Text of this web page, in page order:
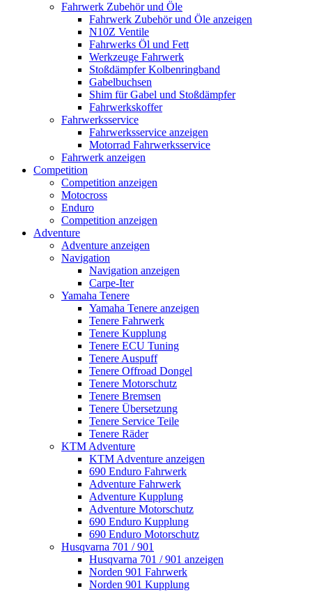
Fahrwerk Zubehör und Öle
Fahrwerk Zubehör und Öle anzeigen
N10Z Ventile
Fahrwerks Öl und Fett
Werkzeuge Fahrwerk
Stoßdämpfer Kolbenringband
Gabelbuchsen
Shim für Gabel und Stoßdämpfer
Fahrwerkskoffer
Fahrwerksservice
Fahrwerksservice anzeigen
Motorrad Fahrwerksservice
Fahrwerk anzeigen
Competition
Competition anzeigen
Motocross
Enduro
Competition anzeigen
Adventure
Adventure anzeigen
Navigation
Navigation anzeigen
Carpe-Iter
Yamaha Tenere
Yamaha Tenere anzeigen
Tenere Fahrwerk
Tenere Kupplung
Tenere ECU Tuning
Tenere Auspuff
Tenere Offroad Dongel
Tenere Motorschutz
Tenere Bremsen
Tenere Übersetzung
Tenere Service Teile
Tenere Räder
KTM Adventure
KTM Adventure anzeigen
690 Enduro Fahrwerk
Adventure Fahrwerk
Adventure Kupplung
Adventure Motorschutz
690 Enduro Kupplung
690 Enduro Motorschutz
Husqvarna 701 / 901
Husqvarna 701 / 901 anzeigen
Norden 901 Fahrwerk
Norden 901 Kupplung